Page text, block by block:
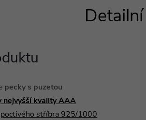
pecky s puzetou
nejvyšší kvality AAA
poctivého stříbra 925/1000